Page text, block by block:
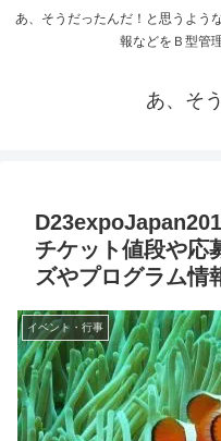
あ、そうだったんだ！と思うよう
報などをＢ型管
あ、そ
チケット値段や応
ズやプログラム情
イベント・行事